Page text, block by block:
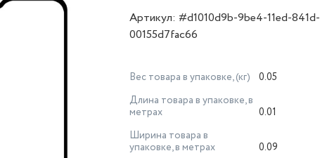
Артикул: #d1010d9b-9be4-11ed-841d-
00155d7fac66
Вес товара в упаковке, (кг)
0.05
Длина товара в упаковке, в
метрах
0.01
Ширина товара в
упаковке, в метрах
0.09